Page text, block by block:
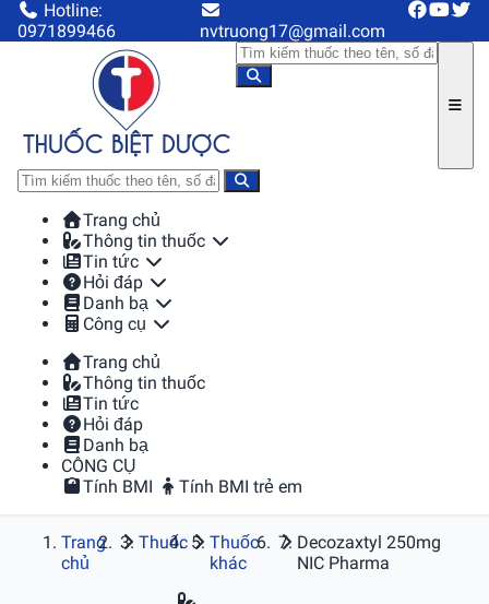
Hotline:
0971899466
nvtruong17@gmail.com
Trang chủ
Thông tin thuốc
Tin tức
Hỏi đáp
Danh bạ
Công cụ
Trang chủ
Thông tin thuốc
Tin tức
Hỏi đáp
Danh bạ
CÔNG CỤ
Tính BMI
Tính BMI trẻ em
Trang
chủ
Thuốc
Thuốc
khác
Decozaxtyl 250mg
NIC Pharma